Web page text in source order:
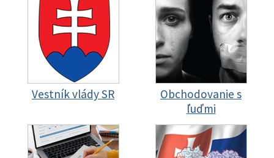
Vestník vlády SR
Obchodovanie s
ľuďmi